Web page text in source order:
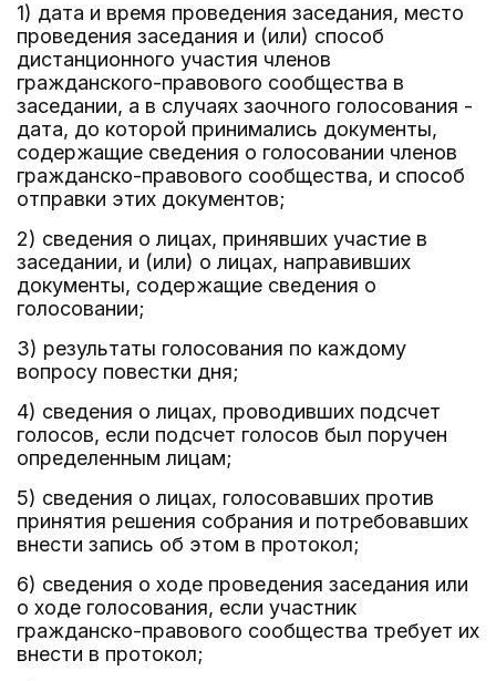
1) дата и время проведения заседания, место
проведения заседания и (или) способ
дистанционного участия членов
гражданского-правового сообщества в
заседании, а в случаях заочного голосования -
дата, до которой принимались документы,
содержащие сведения о голосовании членов
гражданско-правового сообщества, и способ
отправки этих документов;
2) сведения о лицах, принявших участие в
заседании, и (или) о лицах, направивших
документы, содержащие сведения о
голосовании;
3) результаты голосования по каждому
вопросу повестки дня;
4) сведения о лицах, проводивших подсчет
голосов, если подсчет голосов был поручен
определенным лицам;
5) сведения о лицах, голосовавших против
принятия решения собрания и потребовавших
внести запись об этом в протокол;
6) сведения о ходе проведения заседания или
о ходе голосования, если участник
гражданско-правового сообщества требует их
внести в протокол;